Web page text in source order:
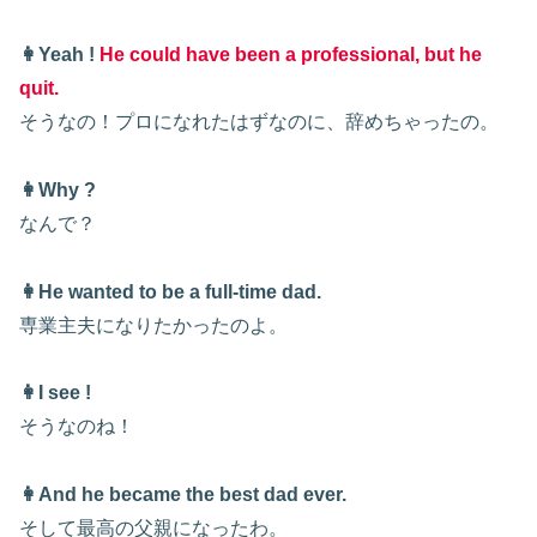
👩Yeah ! He could have been a professional, but he
quit.
そうなの！プロになれたはずなのに、辞めちゃったの。
👩Why ?
なんで？
👩He wanted to be a full-time dad.
専業主夫になりたかったのよ。
👩I see !
そうなのね！
👩And he became the best dad ever.
そして最高の父親になったわ。